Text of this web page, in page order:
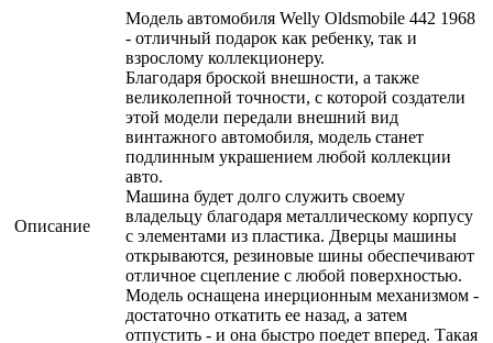
Описание
Модель автомобиля Welly Oldsmobile 442 1968
- отличный подарок как ребенку, так и
взрослому коллекционеру.
Благодаря броской внешности, а также
великолепной точности, с которой создатели
этой модели передали внешний вид
винтажного автомобиля, модель станет
подлинным украшением любой коллекции
авто.
Машина будет долго служить своему
владельцу благодаря металлическому корпусу
с элементами из пластика. Дверцы машины
открываются, резиновые шины обеспечивают
отличное сцепление с любой поверхностью.
Модель оснащена инерционным механизмом -
достаточно откатить ее назад, а затем
отпустить - и она быстро поедет вперед. Такая